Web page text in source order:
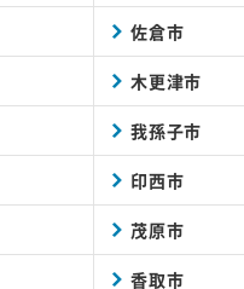
佐倉市
木更津市
我孫子市
印西市
茂原市
香取市